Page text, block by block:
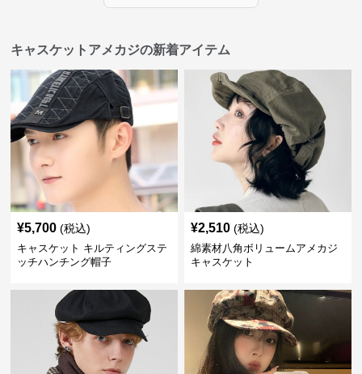
キャスケットアメカジの新着アイテム
¥5,700 (税込)
キャスケット キルティングステ
ッチハンチング帽子
¥2,510 (税込)
綿素材八角ボリュームアメカジ
キャスケット